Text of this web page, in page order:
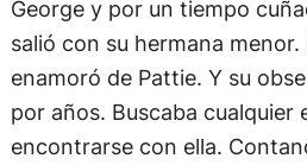
George y por un tiempo
salió con su hermana
enamoró de Pattie. Y su
por años. Buscaba cualquier
encontrarse con ella.